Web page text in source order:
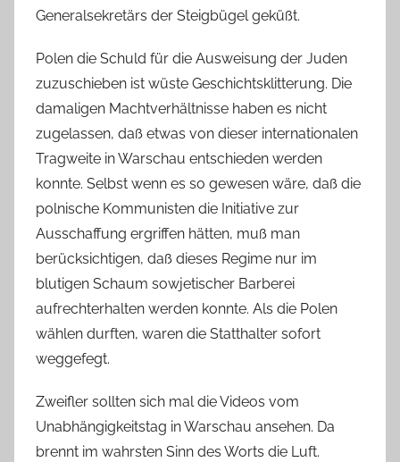
Generalsekretärs der Steigbügel geküßt.
Polen die Schuld für die Ausweisung der Juden
zuzuschieben ist wüste Geschichtsklitterung. Die
damaligen Machtverhältnisse haben es nicht
zugelassen, daß etwas von dieser internationalen
Tragweite in Warschau entschieden werden
konnte. Selbst wenn es so gewesen wäre, daß die
polnische Kommunisten die Initiative zur
Ausschaffung ergriffen hätten, muß man
berücksichtigen, daß dieses Regime nur im
blutigen Schaum sowjetischer Barberei
aufrechterhalten werden konnte. Als die Polen
wählen durften, waren die Statthalter sofort
weggefegt.
Zweifler sollten sich mal die Videos vom
Unabhängigkeitstag in Warschau ansehen. Da
brennt im wahrsten Sinn des Worts die Luft.